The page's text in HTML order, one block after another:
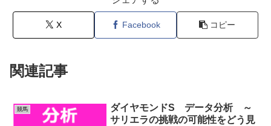
X Facebook コピー
関連記事
競馬
ダイヤモンドS データ分析 ～
サリエラの挑戦の可能性をどう見